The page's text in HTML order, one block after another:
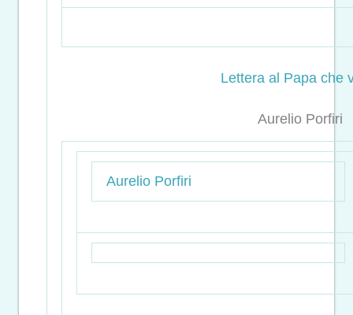
Lettera al Papa che
Aurelio Porfiri
Aurelio Porfiri